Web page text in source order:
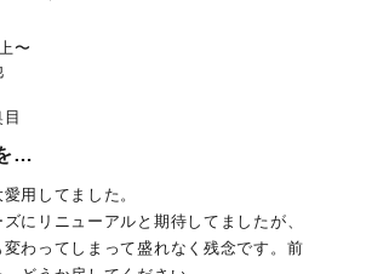
〜
…
用してました。
にリニューアルと期待してましたが、
わってしまって盛れなく残念です。前